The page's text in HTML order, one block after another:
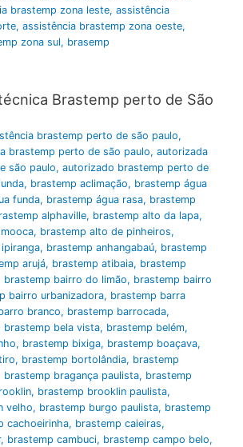
brastemp zona leste, assistência
, assistência brastemp zona oeste,
zona sul, brasemp
Brastemp perto de São
brastemp perto de são paulo,
brastemp perto de são paulo, autorizada
são paulo, autorizado brastemp perto de
, brastemp aclimação, brastemp água
funda, brastemp água rasa, brastemp
alphaville, brastemp alto da lapa,
, brastemp alto de pinheiros,
, brastemp anhangabaú, brastemp
arujá, brastemp atibaia, brastemp
brastemp bairro do limão, brastemp bairro
bairro urbanizadora, brastemp barra
branco, brastemp barrocada,
brastemp bela vista, brastemp belém,
, brastemp bixiga, brastemp boaçava,
, brastemp bortolândia, brastemp
brastemp bragança paulista, brastemp
, brastemp brooklin paulista,
velho, brastemp burgo paulista, brastemp
cachoeirinha, brastemp caieiras,
, brastemp cambuci, brastemp campo belo,